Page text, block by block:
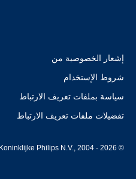
إشعار الخصوصية من
شروط الإستخدام
سياسة بملفات تعريف الارتباط
تفضيلات ملفات تعريف الارتباط
© Koninklijke Philips N.V., 2004 - 2026. كل الحقوق محفوظة.